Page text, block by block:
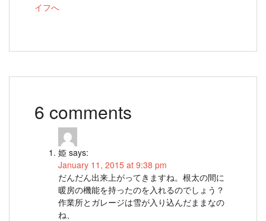
6 comments
姫 says:
January 11, 2015 at 9:38 pm
だんだん出来上がってきますね。根太の間に
暖房の機能を持ったのを入れるのでしょう？
作業所とガレージは雪が入り込んだままなの
ね、